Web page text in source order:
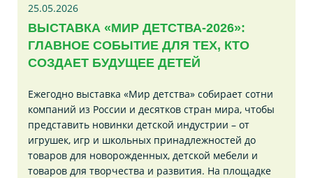
25.05.2026
ВЫСТАВКА «МИР ДЕТСТВА-2026»:
ГЛАВНОЕ СОБЫТИЕ ДЛЯ ТЕХ, КТО
СОЗДАЕТ БУДУЩЕЕ ДЕТЕЙ
Ежегодно выставка «Мир детства» собирает сотни
компаний из России и десятков стран мира, чтобы
представить новинки детской индустрии – от
игрушек, игр и школьных принадлежностей до
товаров для новорожденных, детской мебели и
товаров для творчества и развития. На площадке